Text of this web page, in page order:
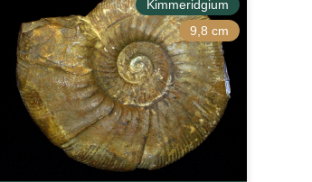
Kimmeridgium
9,8 cm